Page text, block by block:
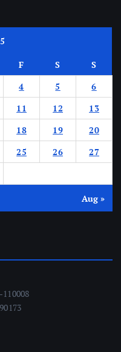
F S
S
4 5
6
11 12
13
18 19
20
25 26
27
Aug »